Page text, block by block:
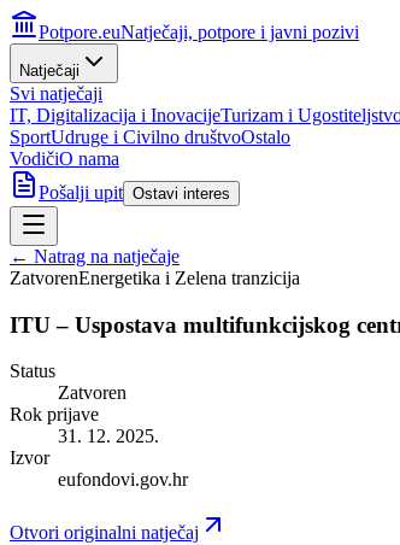
Potpore.euNatječaji, potpore i javni pozivi
Natječaji
Svi natječaji
IT, Digitalizacija i InovacijeTurizam i
SportUdruge i Civilno društvoOstalo
VodičiO nama
Pošalji upit Ostavi interes
← Natrag na natječaje
ZatvorenEnergetika i Zelena tranzicija
ITU – Uspostava multifunkcijskog
Status
Zatvoren
Rok prijave
31. 12. 2025.
Izvor
eufondovi.gov.hr
Otvori originalni natječaj